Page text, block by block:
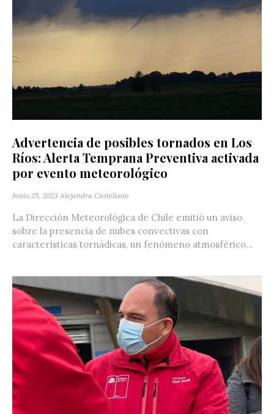
Advertencia de posibles tornados en Los
Ríos: Alerta Temprana Preventiva activada
por evento meteorológico
Junio 25, 2023 Alejandra Castellano
La Dirección Meteorológica de Chile emitió un aviso
sobre la presencia de nubes convectivas con
características tornádicas, un fenómeno atmosférico...